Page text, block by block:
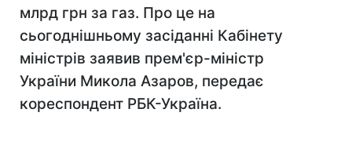
млрд грн за газ. Про це на
сьогоднішньому засіданні Кабінету
міністрів заявив прем'єр-міністр
України Микола Азаров, передає
кореспондент РБК-Україна.